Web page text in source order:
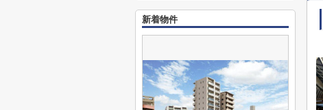
新着物件